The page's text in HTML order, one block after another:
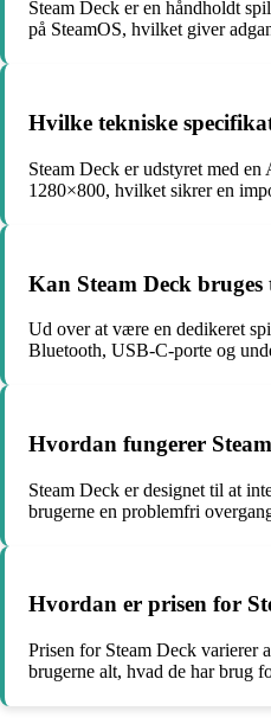
Steam Deck er en håndholdt
på SteamOS, hvilket giver
Hvilke tekniske
Steam Deck er udstyret med
1280×800, hvilket sikrer en
Kan Steam Deck
Ud over at være en dedikeret
Bluetooth, USB-C-porte og
Hvordan fungerer
Steam Deck er designet til at
brugerne en problemfri
Hvordan er prisen for
Prisen for Steam Deck varierer
brugerne alt, hvad de har brug